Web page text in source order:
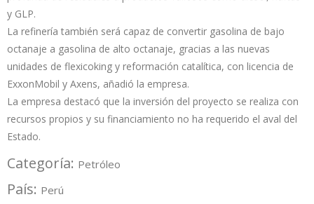
y GLP.
La refinería también será capaz de convertir gasolina de bajo
octanaje a gasolina de alto octanaje, gracias a las nuevas
unidades de flexicoking y reformación catalítica, con licencia de
ExxonMobil y Axens, añadió la empresa.
La empresa destacó que la inversión del proyecto se realiza con
recursos propios y su financiamiento no ha requerido el aval del
Estado.
Categoría: Petróleo
País: Perú